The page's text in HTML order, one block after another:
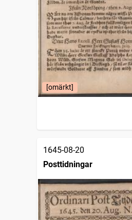
[omärkt]
1645-08-20
Posttidningar